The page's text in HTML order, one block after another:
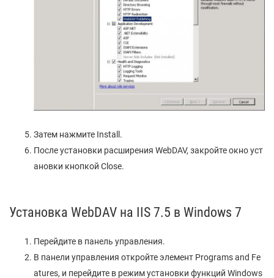
Затем нажмите Install.
После установки расширения WebDAV, закройте окно уст
ановки кнопкой Close.
Установка WebDAV на IIS 7.5 в Windows 7
Перейдите в панель управления.
В панели управления откройте элемент Programs and Fe
atures, и перейдите в режим установки функций Windows